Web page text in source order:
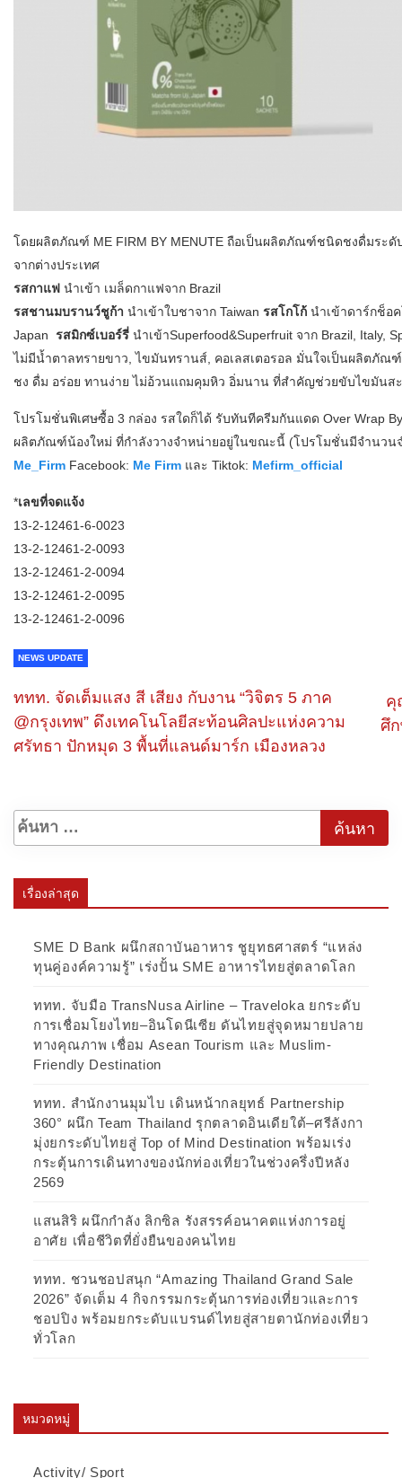
โดยผลิตภัณฑ์ ME FIRM BY MENUTE ถือเป็นผลิตภัณฑ์ชนิดชงดื่มระดั
จากต่างประเทศ
รสกาแฟ นำเข้า เมล็ดกาแฟจาก Brazil
รสชานมบรานว์ชูก้า นำเข้าใบชาจาก Taiwan รสโกโก้ นำเข้าดาร์กช็อ
Japan รสมิกซ์เบอร์รี่ นำเข้า​Superfood&Superfruit จาก Brazil, Italy,
ไม่มีน้ำตาลทรายขาว, ไขมันทรานส์, คอเลสเตอรอล มั่นใจเป็นผลิตภั
ชง ดื่ม อร่อย ทานง่าย ไม่อ้วนแถมคุมหิว อิ่มนาน ที่สำคัญช่วยขับไขมันส
โปรโมชั่นพิเศษซื้อ​ 3 กล่อง รสใดก็ได้ รับทันทีครีมกันแดด Over Wrap
ผลิตภัณฑ์น้องใหม่ ที่กำลังวางจำหน่ายอยู่ในขณะนี้ (โปรโมชั่นมีจำนวน
Me_Firm Facebook: Me Firm และ Tiktok: Mefirm_official
*เลขที่จดแจ้ง
13-2-12461-6-0023
13-2-12461-2-0093
13-2-12461-2-0094
13-2-12461-2-0095
13-2-12461-2-0096
NEWS UPDATE
ททท. จัดเต็มแสง สี เสียง กับงาน “วิจิตร 5 ภาค
@กรุงเทพ” ดึงเทคโนโลยีสะท้อนศิลปะแห่งความ
ศรัทธา ปักหมุด 3 พื้นที่แลนด์มาร์ก เมืองหลวง
คุ
ศึ
เรื่องล่าสุด
SME D Bank ผนึกสถาบันอาหาร ชูยุทธศาสตร์ “แหล่ง
ทุนคู่องค์ความรู้” เร่งปั้น SME อาหารไทยสู่ตลาดโลก
ททท. จับมือ TransNusa Airline – Traveloka ยกระดับ
การเชื่อมโยงไทย–อินโดนีเซีย ดันไทยสู่จุดหมายปลาย
ทางคุณภาพ เชื่อม Asean Tourism และ Muslim-
Friendly Destination
ททท. สำนักงานมุมไบ เดินหน้ากลยุทธ์ Partnership
360° ผนึก Team Thailand รุกตลาดอินเดียใต้–ศรีลังกา
มุ่งยกระดับไทยสู่ Top of Mind Destination พร้อมเร่ง
กระตุ้นการเดินทางของนักท่องเที่ยวในช่วงครึ่งปีหลัง
2569
แสนสิริ ผนึกกำลัง ลิกซิล รังสรรค์อนาคตแห่งการอยู่
อาศัย เพื่อชีวิตที่ยั่งยืนของคนไทย
ททท. ชวนชอปสนุก “Amazing Thailand Grand Sale
2026” จัดเต็ม 4 กิจกรรมกระตุ้นการท่องเที่ยวและการ
ชอปปิง พร้อมยกระดับแบรนด์ไทยสู่สายตานักท่องเที่ยว
ทั่วโลก
หมวดหมู่
Activity/ Sport